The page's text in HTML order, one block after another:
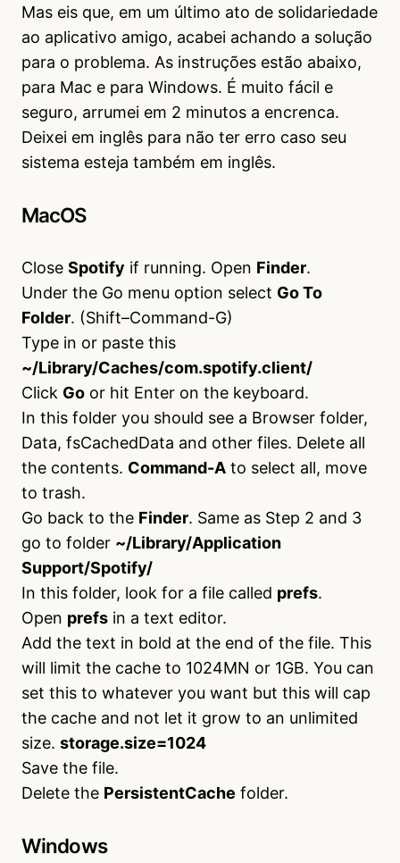
Mas eis que, em um último ato de solidariedade
ao aplicativo amigo, acabei achando a solução
para o problema. As instruções estão abaixo,
para Mac e para Windows. É muito fácil e
seguro, arrumei em 2 minutos a encrenca.
Deixei em inglês para não ter erro caso seu
sistema esteja também em inglês.
MacOS
Close Spotify if running. Open Finder.
Under the Go menu option select Go To
Folder. (Shift–Command-G)
Type in or paste this
~/Library/Caches/com.spotify.client/
Click Go or hit Enter on the keyboard.
In this folder you should see a Browser folder,
Data, fsCachedData and other files. Delete all
the contents. Command-A to select all, move
to trash.
Go back to the Finder. Same as Step 2 and 3
go to folder ~/Library/Application
Support/Spotify/
In this folder, look for a file called prefs.
Open prefs in a text editor.
Add the text in bold at the end of the file. This
will limit the cache to 1024MN or 1GB. You can
set this to whatever you want but this will cap
the cache and not let it grow to an unlimited
size. storage.size=1024
Save the file.
Delete the PersistentCache folder.
Windows